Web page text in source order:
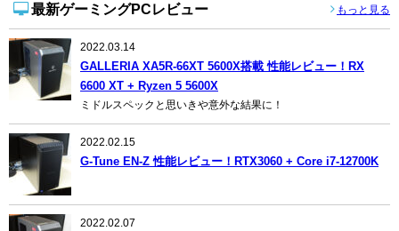
最新ゲーミングPCレビュー もっと見る
2022.03.14
GALLERIA XA5R-66XT 5600X搭載 性能レビュー！RX
6600 XT + Ryzen 5 5600X
ミドルスペックと思いきや意外な結果に！
2022.02.15
G-Tune EN-Z 性能レビュー！RTX3060 + Core i7-12700K
2022.02.07